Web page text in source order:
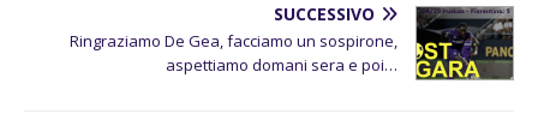
SUCCESSIVO
Ringraziamo De Gea, facciamo un sospirone,
aspettiamo domani sera e poi…